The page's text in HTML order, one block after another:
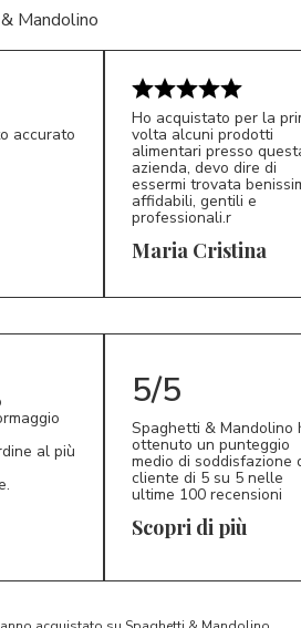
Mandolino
accurato
MC 5/5
Ho acquistato per la
volta alcuni prodotti
alimentari presso
azienda, devo dire di
essermi trovata
affidabili, gentili e
professionali.r
Maria Cristina
al più
5/5
Spaghetti & Mandolino
ottenuto un punteggio
medio di soddisfazione
cliente di 5 su 5 nelle
ultime 100 recensioni
Scopri di più